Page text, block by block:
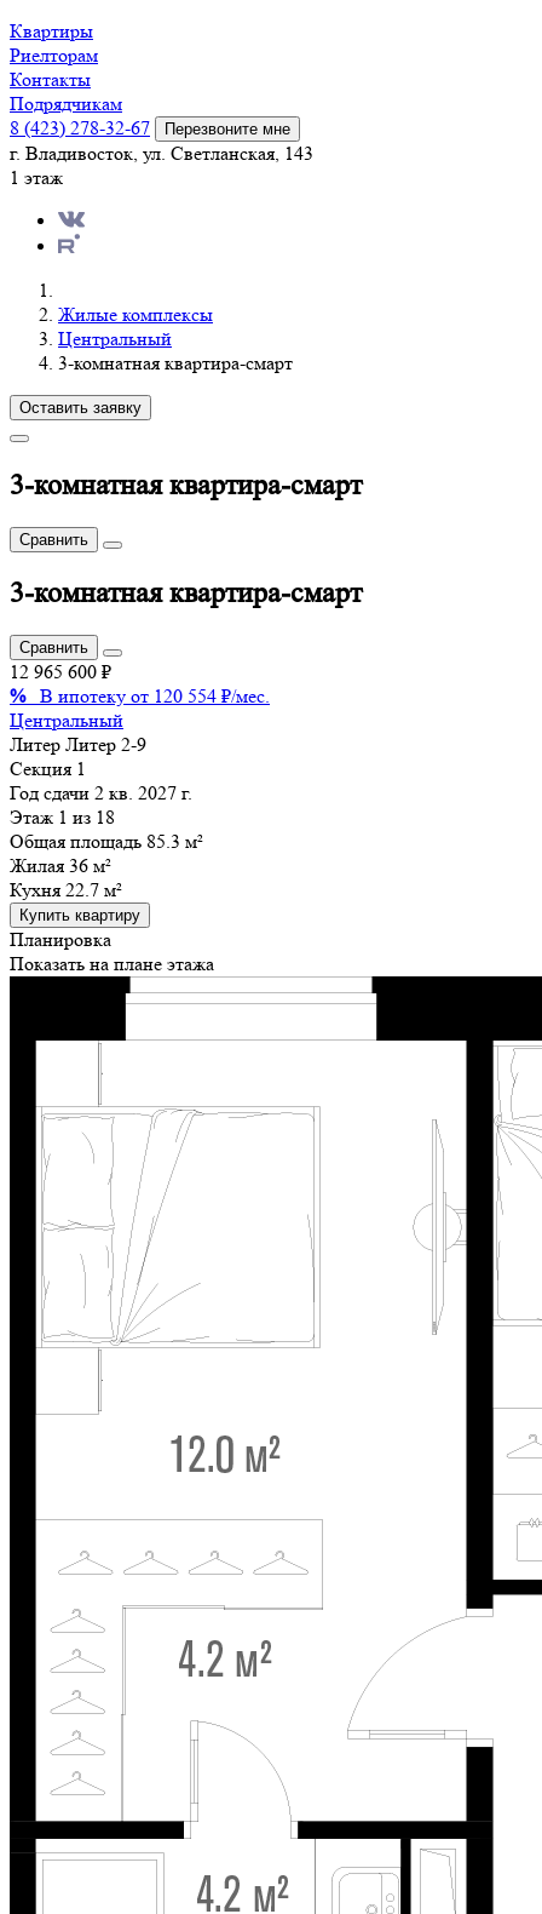
Квартиры
Риелторам
Контакты
Подрядчикам
8 (423) 278-32-67
Перезвоните мне
г. Владивосток, ул. Светланская, 143
1 этаж
Жилые комплексы
Центральный
3-комнатная квартира-смарт
Оставить заявку
3-комнатная квартира-смарт
Сравнить
3-комнатная квартира-смарт
Сравнить
12 965 600 ₽
%В ипотеку от 120 554 ₽/мес.
Центральный
Литер Литер 2-9
Секция 1
Год сдачи 2 кв. 2027 г.
Этаж 1 из 18
Общая площадь 85.3 м²
Жилая 36 м²
Кухня 22.7 м²
Купить квартиру
Планировка
Показать на плане этажа